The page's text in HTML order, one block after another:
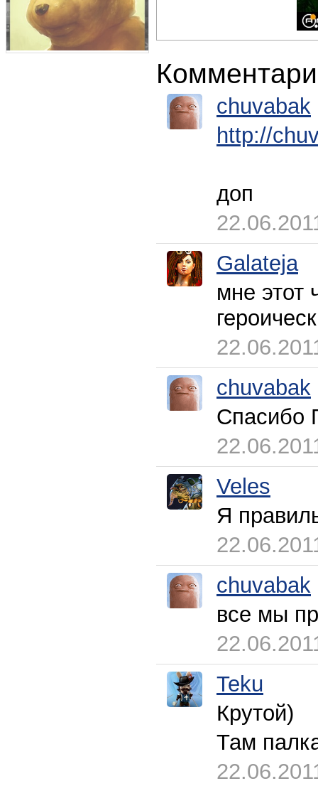
chuvabak
http://
доп
Galateja
мне этот
chuvabak
Спасибо
Veles
Я
chuvabak
все мы
Teku
Крутой)
Там